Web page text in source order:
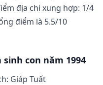
địa chi xung hợp: 1/4
điểm là 5.5/10
con năm 1994
Giáp Tuất